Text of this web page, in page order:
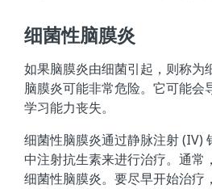
细菌性脑膜炎
如果脑膜炎由细菌引起，则称为
脑膜炎可能非常危险。它可能会
学习能力丧失。
细菌性脑膜炎通过静脉注射 (IV)
中注射抗生素来进行治疗。通常
细菌性脑膜炎。要尽早开始治疗